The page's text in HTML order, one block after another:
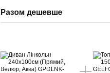
Разом дешевше